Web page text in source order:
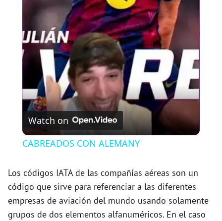
l
a
y
V
i
d
e
Watch on
CABREADOS CON ALEMANY
Los códigos IATA de las compañías aéreas son un
código que sirve para referenciar a las diferentes
empresas de aviación del mundo usando solamente
grupos de dos elementos alfanuméricos. En el caso